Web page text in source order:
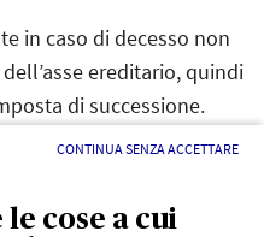
cose a cui
CONTINUA SENZA ACCETTARE
in caso di decesso non
ereditario, quindi
di successione.